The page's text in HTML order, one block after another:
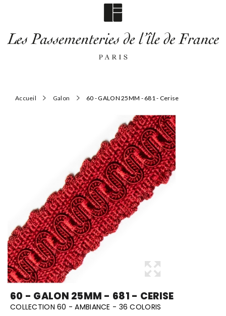
Accueil Galon 60 - GALON 25MM - 681 - Cerise
60 - GALON 25MM - 681 - CERISE
COLLECTION 60 - AMBIANCE - 36 COLORIS